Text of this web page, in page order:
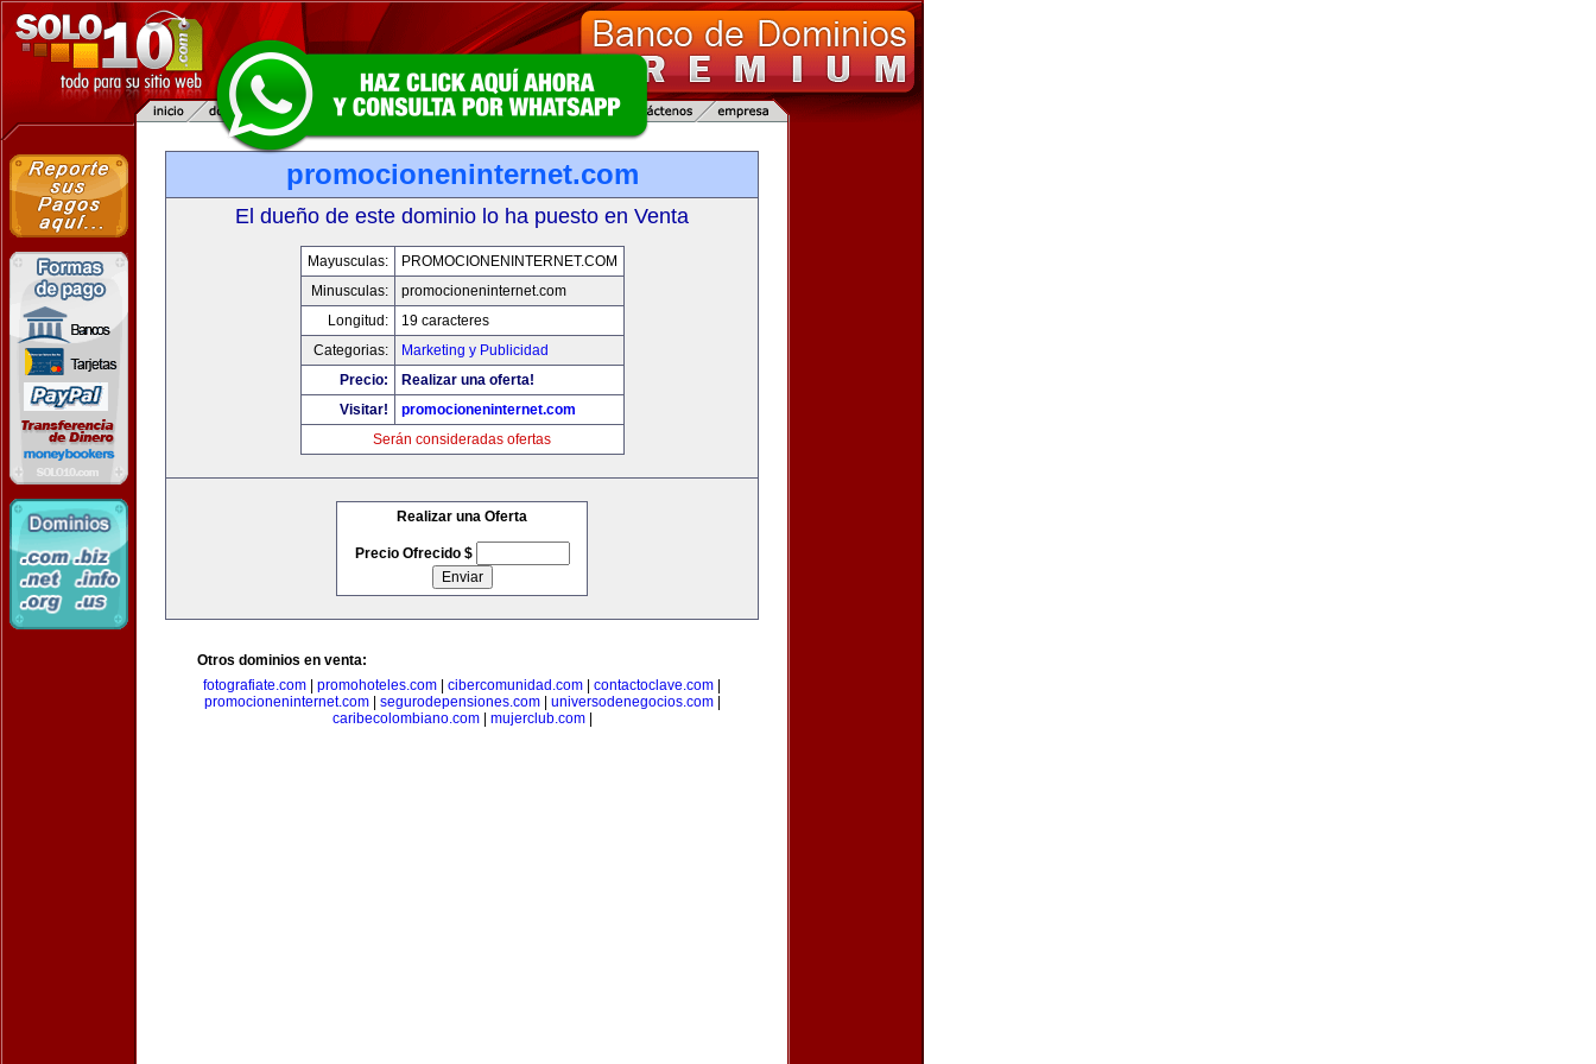
promocioneninternet.com
El dueño de este dominio lo ha puesto en Venta
Mayusculas:
PROMOCIONENINTERNET.COM
Minusculas:
promocioneninternet.com
Longitud:
19 caracteres
Categorias:
Marketing y Publicidad
Precio:
Realizar una oferta!
Visitar!
promocioneninternet.com
Serán consideradas ofertas
Realizar una Oferta
Precio Ofrecido $
Otros dominios en venta:
fotografiate.com
promohoteles.com cibercomunidad.com contactoclave.com
promocioneninternet.com| segurodepensiones.com| universodenegocios.com|
caribecolombiano.com| mujerclub.com|